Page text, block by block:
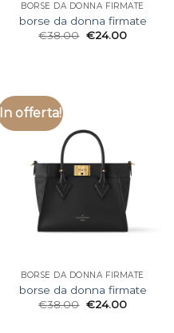
BORSE DA DONNA FIRMATE
borse da donna firmate
€38.00 €24.00
In offerta!
BORSE DA DONNA FIRMATE
borse da donna firmate
€38.00 €24.00